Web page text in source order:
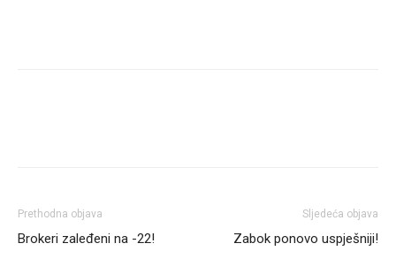
Prethodna objava
Brokeri zaleđeni na -22!
Sljedeća objava
Zabok ponovo uspješniji!